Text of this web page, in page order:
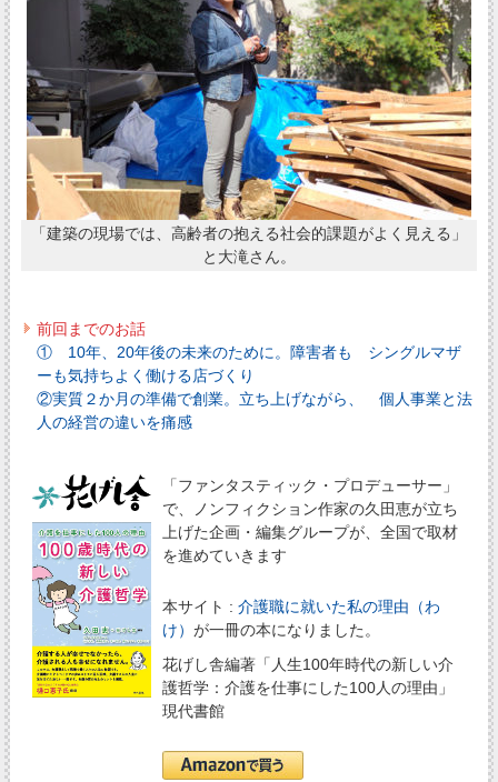
「建築の現場では、高齢者の抱える社会的課題がよく見える」
と大滝さん。
前回までのお話
① 10年、20年後の未来のために。障害者も シングルマザ
ーも気持ちよく働ける店づくり
②実質２か月の準備で創業。立ち上げながら、 個人事業と法
人の経営の違いを痛感
「ファンタスティック・プロデューサー」
で、ノンフィクション作家の久田恵が立ち
上げた企画・編集グループが、全国で取材
を進めていきます
本サイト : 介護職に就いた私の理由（わ
け） が一冊の本になりました。
花げし舎編著「人生100年時代の新しい介
護哲学：介護を仕事にした100人の理由」
現代書館